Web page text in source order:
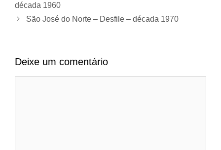
década 1960
São José do Norte – Desfile – década 1970
Deixe um comentário